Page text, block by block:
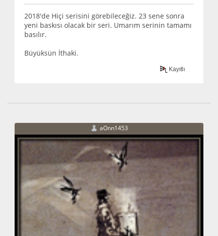
2018'de Hiçi serisini görebileceğiz. 23 sene sonra
yeni baskısı olacak bir seri. Umarım serinin tamamı
basılır.
Büyüksün İthaki.
Kayıtlı
aOnn1453